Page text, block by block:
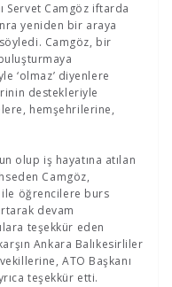
Servet Camgöz iftarda
yeniden bir araya
Camgöz, bir
‘olmaz’ diyenlere
destekleriyle
hemşehrilerine,
olup iş hayatına atılan
Camgöz,
öğrencilere burs
devam
teşekkür eden
Ankara Balıkesirliler
ATO Başkanı
teşekkür etti.